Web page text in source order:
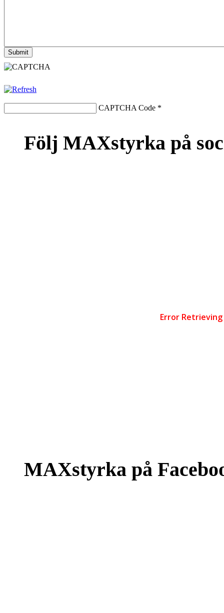
CAPTCHA Code *
Följ MAXstyrka på
MAXstyrka på